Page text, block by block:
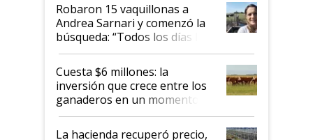
Robaron 15 vaquillonas a
Andrea Sarnari y comenzó la
búsqueda: “Todos los días le
toca a algún productor”
Cuesta $6 millones: la
inversión que crece entre los
ganaderos en un momento
histórico para la actividad
La hacienda recuperó precio,